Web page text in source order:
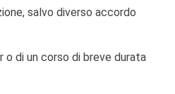
salvo diverso accordo
o di un corso di breve durata